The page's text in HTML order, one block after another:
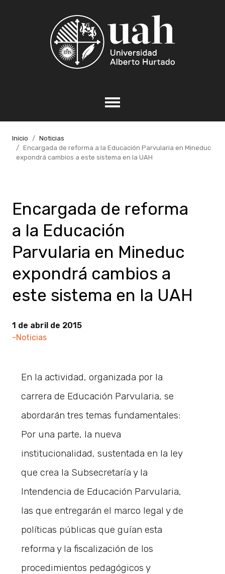
Inicio
Noticias
Encargada de reforma a la Educación Parvularia en Mineduc
expondrá cambios a este sistema en la UAH
Encargada de reforma
a la Educación
Parvularia en Mineduc
expondrá cambios a
este sistema en la UAH
1 de abril de 2015
-Noticias
En la actividad, organizada por la
carrera de Educación Parvularia, se
abordarán tres temas fundamentales:
Por una parte, la nueva
institucionalidad, sustentada en la ley
que crea la Subsecretaría y la
Intendencia de Educación Parvularia,
las que entregarán el marco legal y de
políticas públicas que guían esta
reforma y la fiscalización de los
procedimientos pedagógicos y